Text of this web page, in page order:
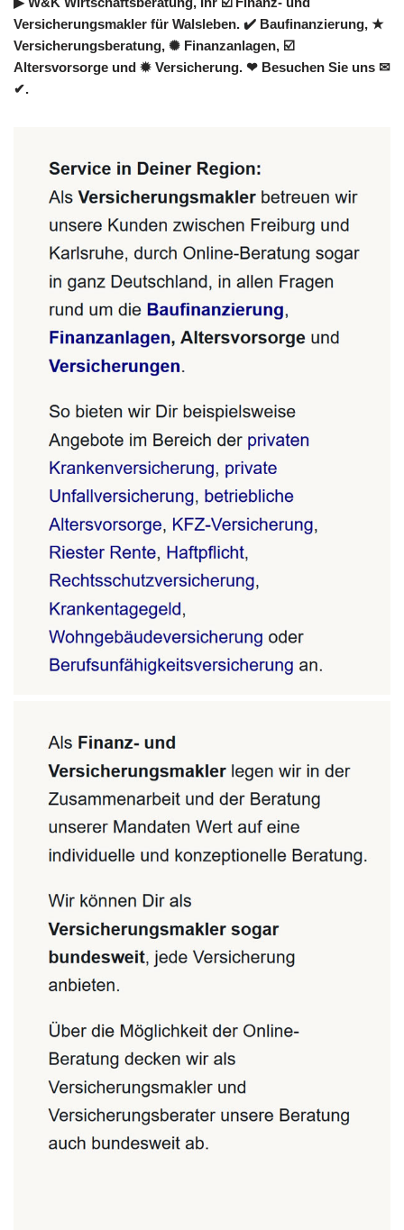
Versicherungsmakler für Walsleben. ✔️ Baufinanzierung, ★
Versicherungsberatung, ✺ Finanzanlagen, ☑️
Altersvorsorge und ✹ Versicherung. ❤ Besuchen Sie uns ✉
✔.